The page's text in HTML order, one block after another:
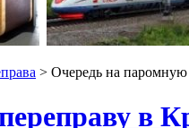
> Очередь на паромную
в